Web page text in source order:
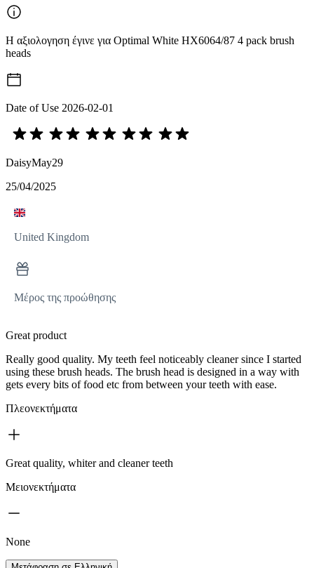
Η αξιολογηση έγινε για Optimal White HX6064/87 4 pack brush
heads
Date of Use 2026-02-01
DaisyMay29
25/04/2025
United Kingdom
Μέρος της προώθησης
Great product
Really good quality. My teeth feel noticeably cleaner since I started
using these brush heads. The brush head is designed in a way with
gets every bits of food etc from between your teeth with ease.
Πλεονεκτήματα
Great quality, whiter and cleaner teeth
Μειονεκτήματα
None